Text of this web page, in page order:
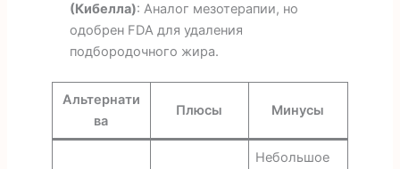
(Кибелла): Аналог мезотерапии, но
одобрен FDA для удаления
подбородочного жира.
Альтернати
ва
Плюсы Минусы
Небольшое